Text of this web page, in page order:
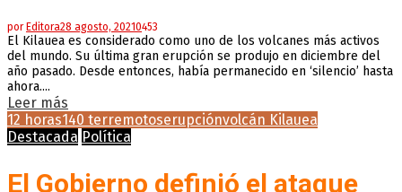
por Editora28 agosto, 20210453
El Kilauea es considerado como uno de los volcanes más activos
del mundo. Su última gran erupción se produjo en diciembre del
año pasado. Desde entonces, había permanecido en ‘silencio’ hasta
ahora....
Leer más
12 horas140 terremotoserupciónvolcán Kilauea
Destacada Política
El Gobierno definió el ataque